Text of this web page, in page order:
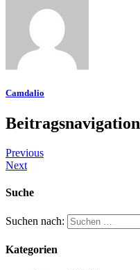
Camdalio
Beitragsnavigation
Previous
Next
Suche
Suchen nach:
Kategorien